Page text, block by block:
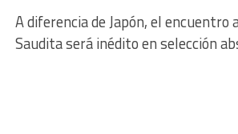
A diferencia de Japón, el encuentro
Saudita será inédito en selección